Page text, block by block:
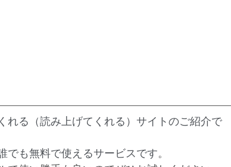
れる（読み上げてくれる）サイトのご紹介で
でも無料で使えるサービスです。